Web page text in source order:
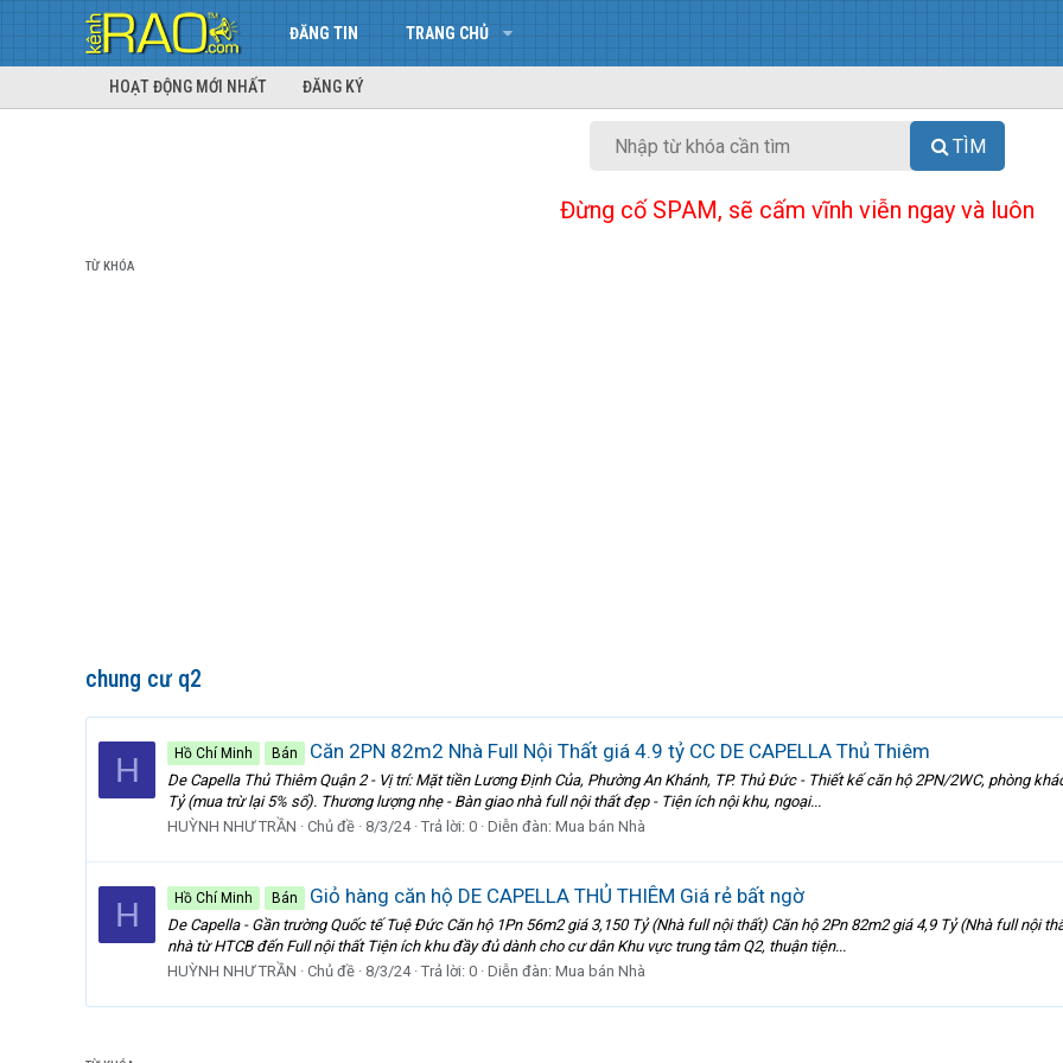
ĐĂNG TIN TRANG CHỦ
HOẠT ĐỘNG MỚI NHẤT ĐĂNG KÝ
TÌM
Đừng cố SPAM, sẽ cấm vĩnh viễn ngay và luôn
TỪ KHÓA
chung cư q2
H Hồ Chí Minh Bán Căn 2PN 82m2 Nhà Full Nội Thất giá 4.9 tỷ CC DE CAPELLA Thủ Thiêm
De Capella Thủ Thiêm Quận 2 - Vị trí: Mặt tiền Lương Định Của, Phường An Khánh, TP. Thủ Đức - Thiết kế căn hộ 2PN/2WC, phòng
Tỷ (mua trừ lại 5% sổ). Thương lượng nhẹ - Bàn giao nhà full nội thất đẹp - Tiện ích nội khu, ngoại...
HUỲNH NHƯ TRẦN
Chủ đề 8/3/24 Trả lời: 0 Diễn đàn: Mua bán Nhà
H Hồ Chí Minh Bán Giỏ hàng căn hộ DE CAPELLA THỦ THIÊM Giá rẻ bất ngờ
De Capella - Gần trường Quốc tế Tuệ Đức Căn hộ 1Pn 56m2 giá 3,150 Tỷ (Nhà full nội thất) Căn hộ 2Pn 82m2 giá 4,9 Tỷ (Nhà full nội
nhà từ HTCB đến Full nội thất Tiện ích khu đầy đủ dành cho cư dân Khu vực trung tâm Q2, thuận tiện...
HUỲNH NHƯ TRẦN
Chủ đề 8/3/24 Trả lời: 0 Diễn đàn: Mua bán Nhà